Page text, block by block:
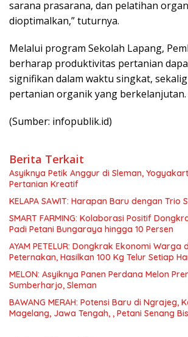
sarana prasarana, dan pelatihan
dioptimalkan,” tuturnya.
Melalui program Sekolah Lapang,
berharap produktivitas pertanian
signifikan dalam waktu singkat,
pertanian organik yang berkelanjutan.
(Sumber: infopublik.id)
Berita Terkait
Asyiknya Petik Anggur di Sleman,
Pertanian Kreatif
KELAPA SAWIT: Harapan Baru dengan Trio
SMART FARMING: Kolaborasi Positif
Padi Petani Bungaraya hingga 10 Persen
AYAM PETELUR: Dongkrak Ekonomi Warga
Peternakan, Hasilkan 100 Kg Telur Setiap
MELON: Asyiknya Panen Perdana Melon
Sumberharjo, Sleman
BAWANG MERAH: Potensi Baru di Ngrajeg,
Magelang, Jawa Tengah, , Petani Senang